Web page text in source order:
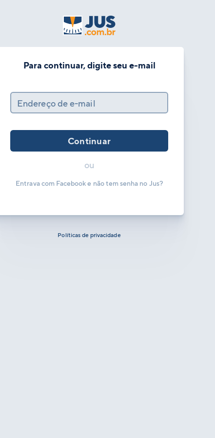
Para continuar, digite seu e-mail
Endereço de e-mail
Continuar
ou
Entrava com Facebook e não tem senha no Jus?
Políticas de privacidade